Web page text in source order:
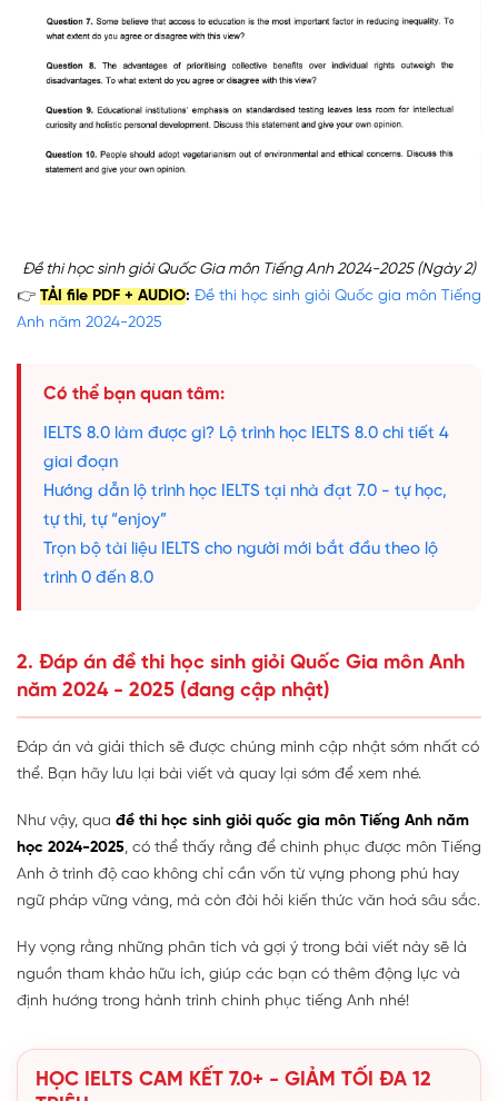
Đề thi học sinh giỏi Quốc Gia môn Tiếng Anh 2024-2025 (Ngày 2)
👉 TẢI file PDF + AUDIO: Đề thi học sinh giỏi Quốc gia môn Tiếng
Anh năm 2024-2025
Có thể bạn quan tâm:
IELTS 8.0 làm được gì? Lộ trình học IELTS 8.0 chi tiết 4
giai đoạn
Hướng dẫn lộ trình học IELTS tại nhà đạt 7.0 - tự học,
tự thi, tự “enjoy”
Trọn bộ tài liệu IELTS cho người mới bắt đầu theo lộ
trình 0 đến 8.0
2. Đáp án đề thi học sinh giỏi Quốc Gia môn Anh
năm 2024 - 2025 (đang cập nhật)
Đáp án và giải thích sẽ được chúng mình cập nhật sớm nhất có
thể. Bạn hãy lưu lại bài viết và quay lại sớm để xem nhé.
Như vậy, qua đề thi học sinh giỏi quốc gia môn Tiếng Anh năm
học 2024-2025, có thể thấy rằng để chinh phục được môn Tiếng
Anh ở trình độ cao không chỉ cần vốn từ vựng phong phú hay
ngữ pháp vững vàng, mà còn đòi hỏi kiến thức văn hoá sâu sắc.
Hy vọng rằng những phân tích và gợi ý trong bài viết này sẽ là
nguồn tham khảo hữu ích, giúp các bạn có thêm động lực và
định hướng trong hành trình chinh phục tiếng Anh nhé!
HỌC IELTS CAM KẾT 7.0+ - GIẢM TỐI ĐA 12